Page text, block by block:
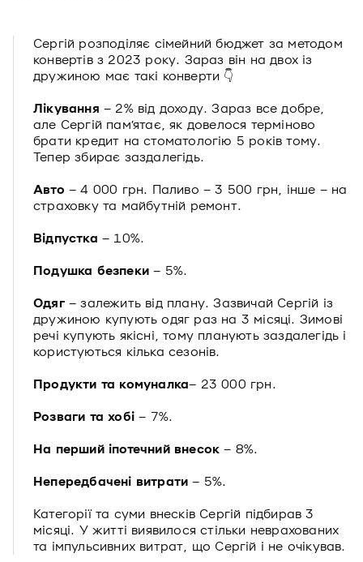
Сергій розподіляє сімейний бюджет за методом
конвертів з 2023 року. Зараз він на двох із
дружиною має такі конверти 👇
Лікування – 2% від доходу. Зараз все добре,
але Сергій пам’ятає, як довелося терміново
брати кредит на стоматологію 5 років тому.
Тепер збирає заздалегідь.
Авто – 4 000 грн. Паливо – 3 500 грн, інше – на
страховку та майбутній ремонт.
Відпустка – 10%.
Подушка безпеки – 5%.
Одяг– залежить від плану. Зазвичай Сергій із
дружиною купують одяг раз на 3 місяці. Зимові
речі купують якісні, тому планують заздалегідь і
користуються кілька сезонів.
Продукти та комуналка– 23 000 грн.
Розваги та хобі – 7%.
На перший іпотечний внесок – 8%.
Непередбачені витрати – 5%.
Категорії та суми внесків Сергій підбирав 3
місяці. У житті виявилося стільки неврахованих
та імпульсивних витрат, що Сергій і не очікував.